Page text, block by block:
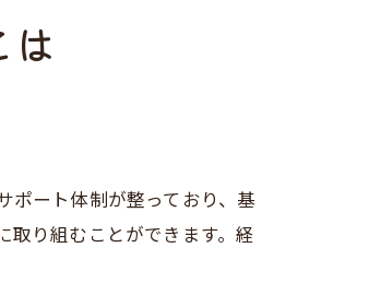
ポート体制が整っており、基
取り組むことができます。経